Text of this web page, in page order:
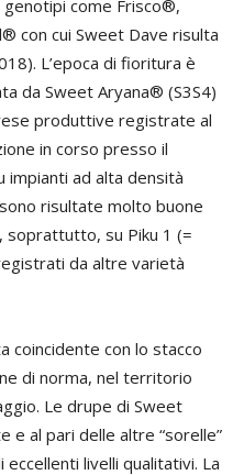
come Frisco®,
con cui Sweet Dave risulta
L’epoca di fioritura è
da Sweet Aryana® (S3S4)
produttive registrate al
in corso presso il
impianti ad alta densità
risultate molto buone
soprattutto, su Piku 1 (=
da altre varietà
coincidente con lo stacco
di norma, nel territorio
Le drupe di Sweet
e al pari delle altre “sorelle”
livelli qualitativi. La